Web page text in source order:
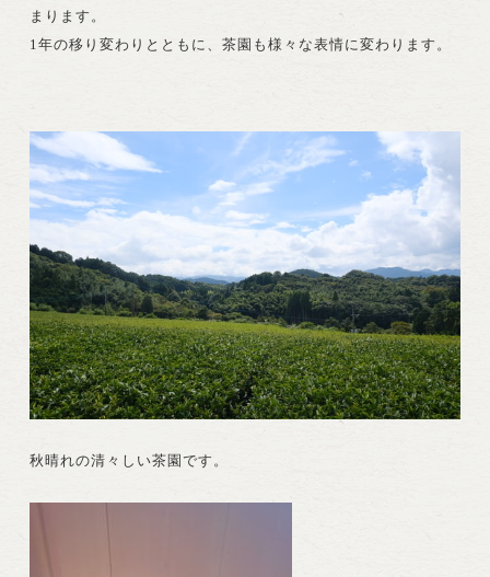
まります。
1年の移り変わりとともに、茶園も様々な表情に変わります。
秋晴れの清々しい茶園です。